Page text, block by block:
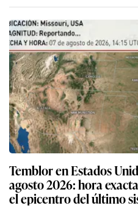
Temblor en Estados
agosto 2026: hora
el epicentro del último